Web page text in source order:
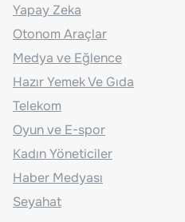
Yapay Zeka
Otonom Araçlar
Medya ve Eğlence
Hazır Yemek Ve Gıda
Telekom
Oyun ve E-spor
Kadın Yöneticiler
Haber Medyası
Seyahat